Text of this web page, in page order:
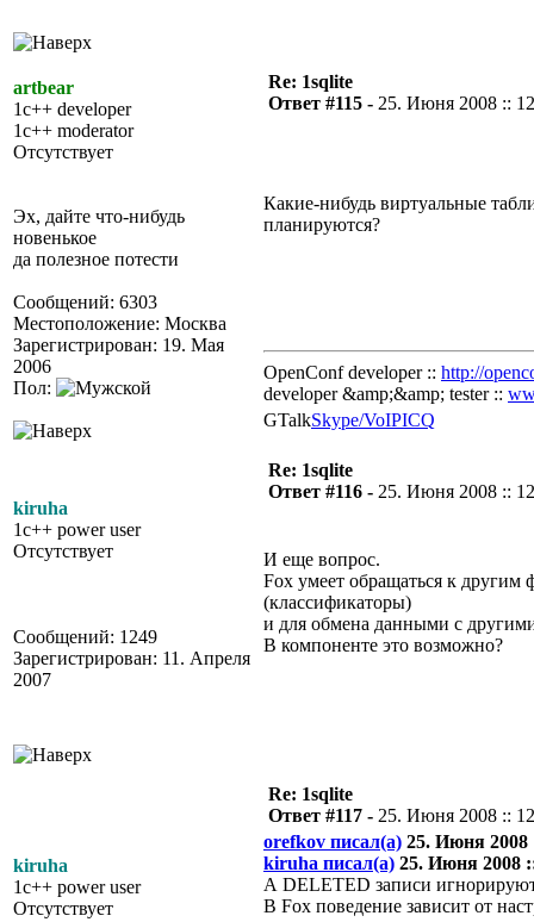
artbear
1c++ developer
1c++ moderator
Отсутствует
Эх, дайте что-нибудь
новенькое
да полезное потести
Сообщений: 6303
Местоположение: Москва
Зарегистрирован: 19. Мая
2006
Пол:
Re: 1sqlite
Ответ #115 - 25. Июня 2008 ::
Какие-нибудь виртуальные
планируются?
OpenConf developer :: http://
developer &amp;&amp; tester ::
GTalkSkype/VoIPICQ
kiruha
1c++ power user
Отсутствует
Сообщений: 1249
Зарегистрирован: 11. Апреля
2007
Re: 1sqlite
Ответ #116 - 25. Июня 2008 ::
И еще вопрос.
Fox умеет обращаться к
(классификаторы)
и для обмена данными с
В компоненте это возможно?
kiruha
1c++ power user
Отсутствует
Re: 1sqlite
Ответ #117 - 25. Июня 2008 ::
orefkov писал(а) 25. Июня 2008
kiruha писал(а) 25. Июня 2008
А DELETED записи
В Fox поведение зависит от